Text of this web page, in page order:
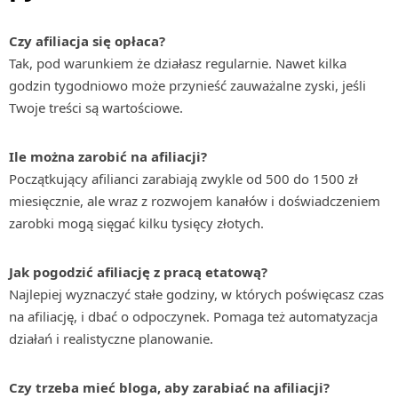
Czy afiliacja się opłaca?
Tak, pod warunkiem że działasz regularnie. Nawet kilka
godzin tygodniowo może przynieść zauważalne zyski, jeśli
Twoje treści są wartościowe.
Ile można zarobić na afiliacji?
Początkujący afilianci zarabiają zwykle od 500 do 1500 zł
miesięcznie, ale wraz z rozwojem kanałów i doświadczeniem
zarobki mogą sięgać kilku tysięcy złotych.
Jak pogodzić afiliację z pracą etatową?
Najlepiej wyznaczyć stałe godziny, w których poświęcasz czas
na afiliację, i dbać o odpoczynek. Pomaga też automatyzacja
działań i realistyczne planowanie.
Czy trzeba mieć bloga, aby zarabiać na afiliacji?